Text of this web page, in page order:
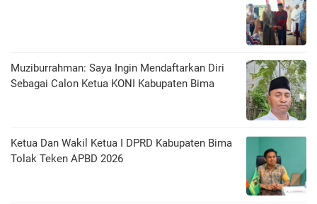
Muziburrahman: Saya Ingin Mendaftarkan Diri
Sebagai Calon Ketua KONI Kabupaten Bima
Ketua Dan Wakil Ketua I DPRD Kabupaten Bima
Tolak Teken APBD 2026